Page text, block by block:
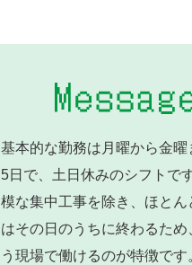
基本的な勤務は月曜から金曜
5日で、土日休みのシフトで
模な集中工事を除き、ほとん
はその日のうちに終わるため
う現場で働けるのが特徴です